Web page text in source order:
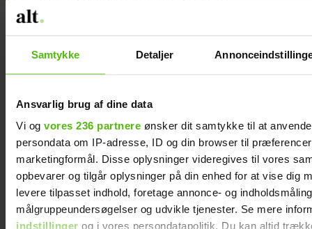
Samtykke Detaljer
Ansvarlig brug af dine data
Vi og vores 236 partnere ønsker dit samtykke til at
persondata om IP-adresse, ID og din browser til
marketingformål. Disse oplysninger videregives til vores
opbevarer og tilgår oplysninger på din enhed for at vise dig
levere tilpasset indhold, foretage annonce- og
målgruppeundersøgelser og udvikle tjenester. Se mere
indstillinger og i vores persondatapolitik. Du kan altid
Da Knuds kone blev syg, fik hans døtre en